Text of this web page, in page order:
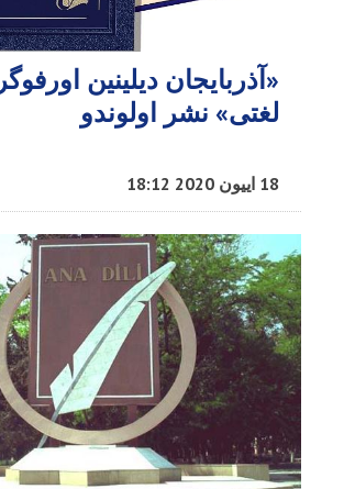
«آذربایجان دیلینین
لغتی» نشر اولوندو
18 اییون 2020 18:12